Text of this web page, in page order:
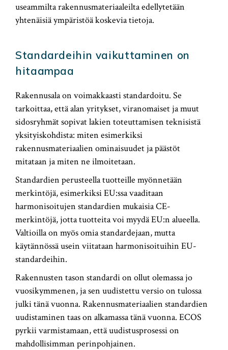
useammilta rakennusmateriaaleilta edellytetään
yhtenäisiä ympäristöä koskevia tietoja.
Standardeihin vaikuttaminen on
hitaampaa
Rakennusala on voimakkaasti standardoitu. Se
tarkoittaa, että alan yritykset, viranomaiset ja muut
sidosryhmät sopivat lakien toteuttamisen teknisistä
yksityiskohdista: miten esimerkiksi
rakennusmateriaalien ominaisuudet ja päästöt
mitataan ja miten ne ilmoitetaan.
Standardien perusteella tuotteille myönnetään
merkintöjä, esimerkiksi EU:ssa vaaditaan
harmonisoitujen standardien mukaisia CE-
merkintöjä, jotta tuotteita voi myydä EU:n alueella.
Valtioilla on myös omia standardejaan, mutta
käytännössä usein viitataan harmonisoituihin EU-
standardeihin.
Rakennusten tason standardi on ollut olemassa jo
vuosikymmenen, ja sen uudistettu versio on tulossa
julki tänä vuonna. Rakennusmateriaalien standardien
uudistaminen taas on alkamassa tänä vuonna. ECOS
pyrkii varmistamaan, että uudistusprosessi on
mahdollisimman perinpohjainen.